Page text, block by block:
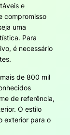
e
compromisso
uma
Para
é necessário
de 800 mil
de referência,
O estilo
exterior para o